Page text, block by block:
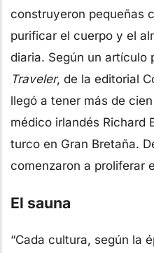
construyeron pequeñas
purificar el cuerpo y el
diaria. Según un artículo
Traveler, de la editorial
llegó a tener más de cien
médico irlandés Richard
turco en Gran Bretaña.
comenzaron a proliferar
El sauna
“Cada cultura, según la